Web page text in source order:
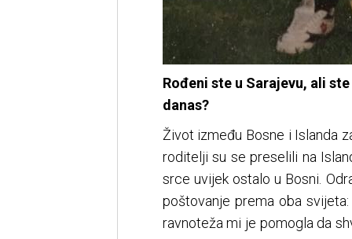
Rođeni ste u Sarajevu, ali
danas?
Život između Bosne i Islanda
roditelji su se preselili na
srce uvijek ostalo u Bosni.
poštovanje prema oba
ravnoteža mi je pomogla da